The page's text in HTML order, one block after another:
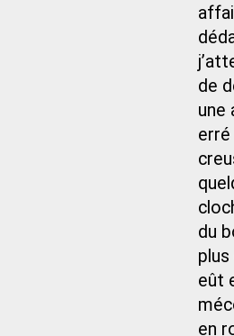
de
une
erré
du
eût
en